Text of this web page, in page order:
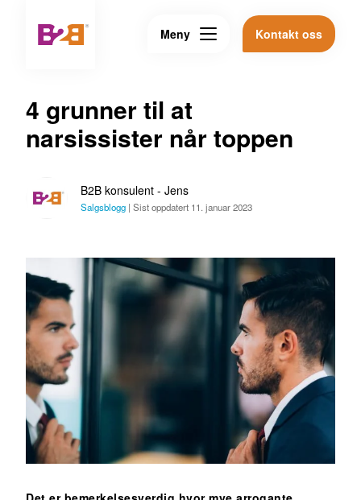
Meny Kontakt oss
4 grunner til at
narsissister når toppen
B2B konsulent - Jens
Salgsblogg | Sist oppdatert 11. januar 2023